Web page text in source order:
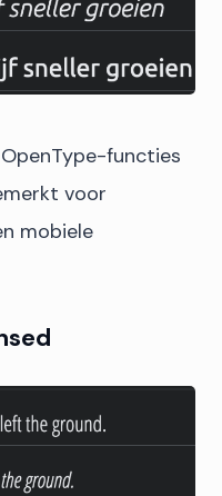
functies
voor
mobiele